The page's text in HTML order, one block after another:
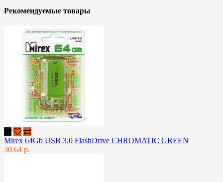
Рекомендуемые товары
Mirex 64Gb USB 3.0 FlashDrive CHROMATIC GREEN
30.64 р.